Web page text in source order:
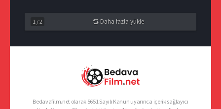
1 /2 Daha fazla yükle
Bedavafilm.net olarak 5651 Sayılı Kanun uyarınca içerik sağlayıcı